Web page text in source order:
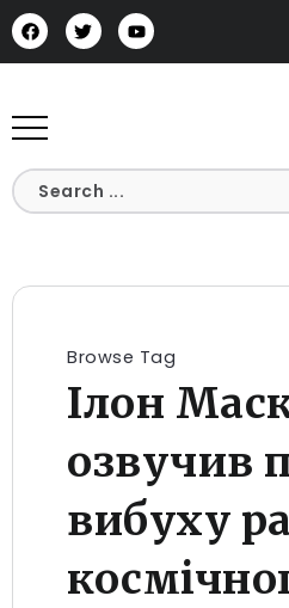
Browse Tag
Ілон
озвучив
вибуху